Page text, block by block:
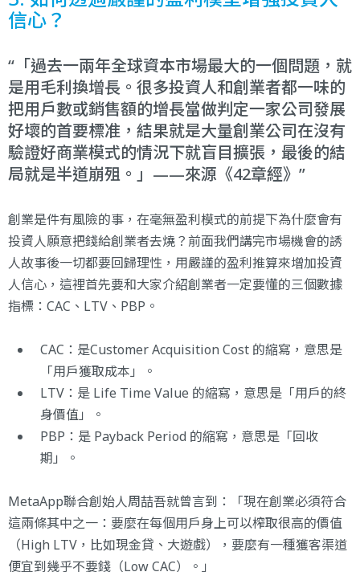
信心？
「過去一兩年全球資本市場最大的一個問題，就
是用毛利換增長。很多投資人和創業者都一味的
把用戶數或銷售額的增長當做判定一家公司發展
好壞的首要標准，結果就是大量創業公司在沒有
驗證好商業模式的情況下就盲目擴張，最後的結
局就是半道崩殂。」——來源《42章經》
創業是件有風險的事，在毫無盈利模式的前提下為什麼會有
投資人願意把錢給創業者去燒？前面我們講完市場機會的誘
人故事後一切都要回歸理性，用嚴謹的盈利推算來增加投資
人信心，這裡首先要和大家介紹創業者一定要懂的三個數據
指標：CAC、LTV、PBP。
CAC：是Customer Acquisition Cost 的縮寫，意思是
「用戶獲取成本」。
LTV：是 Life Time Value 的縮寫，意思是「用戶的終
身價值」。
PBP：是 Payback Period 的縮寫，意思是「回收
期」。
MetaApp聯合創始人周喆吾就曾言到：「現在創業必須符合
這兩條其中之一：要麼在每個用戶身上可以榨取很高的價值
（High LTV，比如現金貸、大遊戲），要麼有一種獲客渠道
便宜到幾乎不要錢（Low CAC）。」